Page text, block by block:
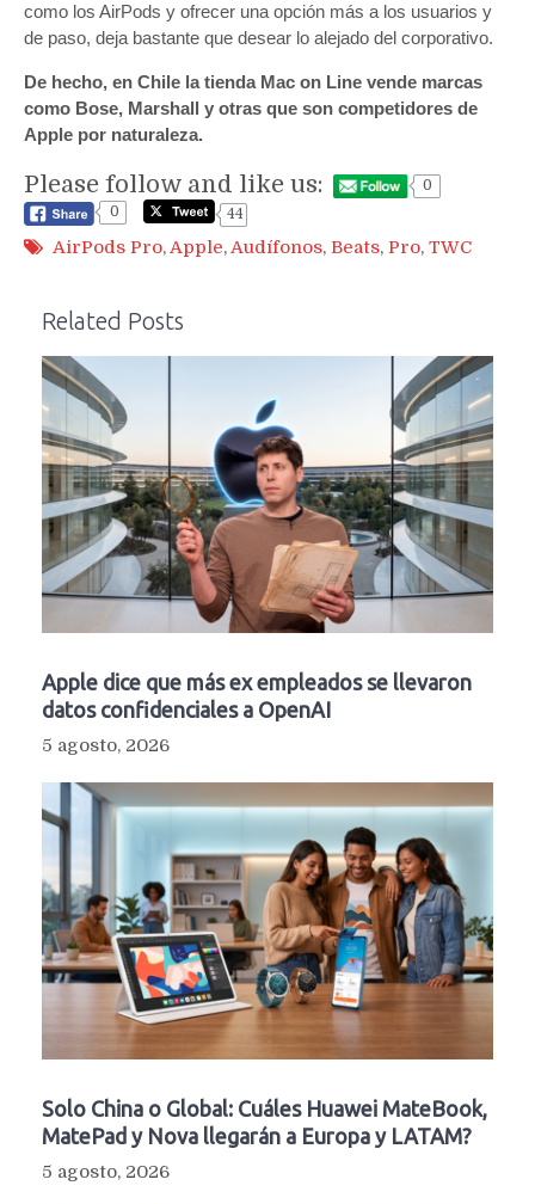
como los AirPods y ofrecer una opción más a los usuarios y
de paso, deja bastante que desear lo alejado del corporativo.
De hecho, en Chile la tienda Mac on Line vende marcas
como Bose, Marshall y otras que son competidores de
Apple por naturaleza.
Please follow and like us:
0
0
44
AirPods Pro,Apple,Audífonos, Beats, Pro, TWC
Related Posts
Apple dice que más ex empleados se llevaron
datos confidenciales a OpenAI
5 agosto, 2026
Solo China o Global: Cuáles Huawei MateBook,
MatePad y Nova llegarán a Europa y LATAM?
5 agosto, 2026